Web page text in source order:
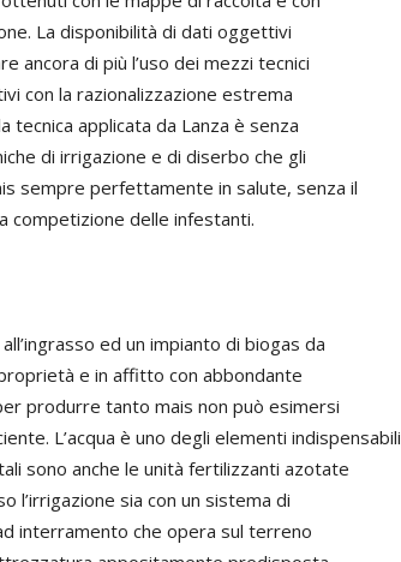
La disponibilità di dati oggettivi
ancora di più l’uso dei mezzi tecnici
con la razionalizzazione estrema
tecnica applicata da Lanza è senza
di irrigazione e di diserbo che gli
sempre perfettamente in salute, senza il
competizione delle infestanti.
ed un impianto di biogas da
e in affitto con abbondante
produrre tanto mais non può esimersi
L’acqua è uno degli elementi indispensabili
sono anche le unità fertilizzanti azotate
l’irrigazione sia con un sistema di
interramento che opera sul terreno